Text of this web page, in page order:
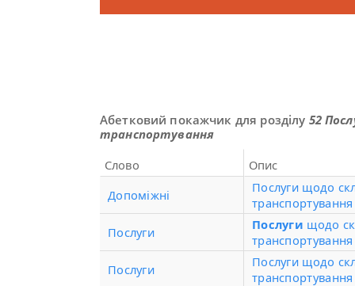
Абетковий покажчик для розділу 52
транспортування
Слово
Опис
Допоміжні
Послуги щодо
транспортування
Послуги
Послуги щодо
транспортування
Послуги
Послуги щодо
транспортування